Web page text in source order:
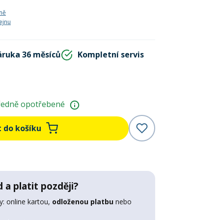
36 měsíců Kompletní servis
opotřebené
do košíku
a platit později?
online kartou, odloženou platbu nebo